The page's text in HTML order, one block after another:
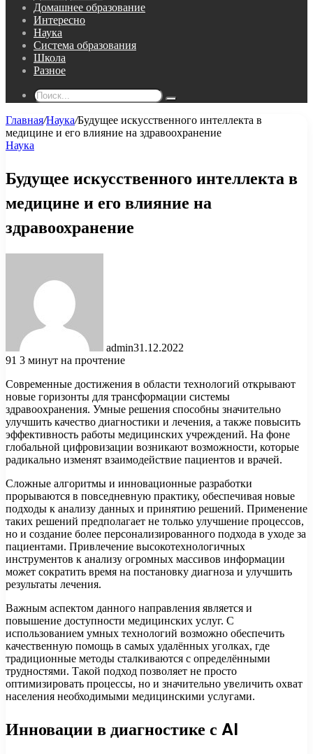
Домашнее образование
Интересно
Наука
Система образования
Школа
Разное
Поиск...
Главная/Наука/Будущее искусственного интеллекта в
медицине и его влияние на здравоохранение
Наука
Будущее искусственного интеллекта в
медицине и его влияние на
здравоохранение
admin31.12.2022
91 3 минут на прочтение
Современные достижения в области технологий открывают
новые горизонты для трансформации системы
здравоохранения. Умные решения способны значительно
улучшить качество диагностики и лечения, а также повысить
эффективность работы медицинских учреждений. На фоне
глобальной цифровизации возникают возможности, которые
радикально изменят взаимодействие пациентов и врачей.
Сложные алгоритмы и инновационные разработки
прорываются в повседневную практику, обеспечивая новые
подходы к анализу данных и принятию решений. Применение
таких решений предполагает не только улучшение процессов,
но и создание более персонализированного подхода в уходе за
пациентами. Привлечение высокотехнологичных
инструментов к анализу огромных массивов информации
может сократить время на постановку диагноза и улучшить
результаты лечения.
Важным аспектом данного направления является и
повышение доступности медицинских услуг. С
использованием умных технологий возможно обеспечить
качественную помощь в самых удалённых уголках, где
традиционные методы сталкиваются с определёнными
трудностями. Такой подход позволяет не просто
оптимизировать процессы, но и значительно увеличить охват
населения необходимыми медицинскими услугами.
Инновации в диагностике с AI